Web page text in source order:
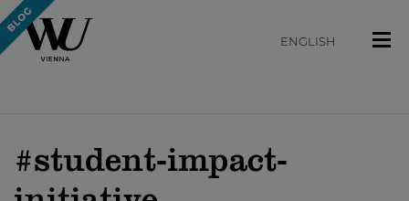
ENGLISH
#student-impact-